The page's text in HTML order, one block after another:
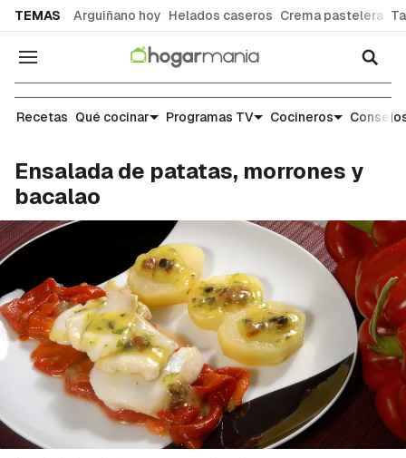
TEMAS Arguiñano hoy Helados caseros Crema pastelera
Navegación
Recetas
Recetas Qué cocinar Programas TV Cocineros
Ensalada de patatas, morrones y
bacalao